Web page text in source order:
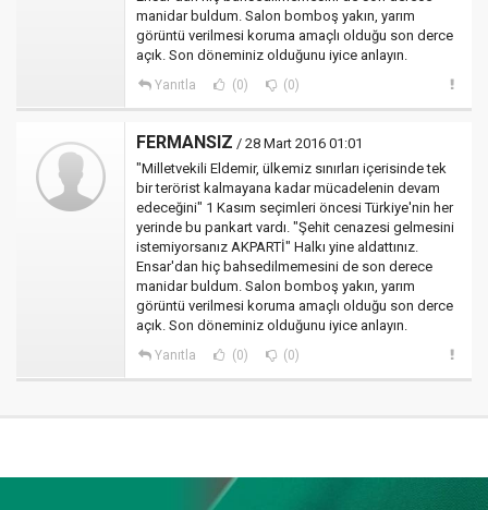
manidar buldum. Salon bomboş yakın, yarım
görüntü verilmesi koruma amaçlı olduğu son derce
açık. Son döneminiz olduğunu iyice anlayın.
Yanıtla (0) (0)
FERMANSIZ / 28 Mart 2016 01:01
"Milletvekili Eldemir, ülkemiz sınırları içerisinde tek
bir terörist kalmayana kadar mücadelenin devam
edeceğini" 1 Kasım seçimleri öncesi Türkiye'nin her
yerinde bu pankart vardı. "Şehit cenazesi gelmesini
istemiyorsanız AKPARTİ" Halkı yine aldattınız.
Ensar'dan hiç bahsedilmemesini de son derece
manidar buldum. Salon bomboş yakın, yarım
görüntü verilmesi koruma amaçlı olduğu son derce
açık. Son döneminiz olduğunu iyice anlayın.
Yanıtla (0) (0)